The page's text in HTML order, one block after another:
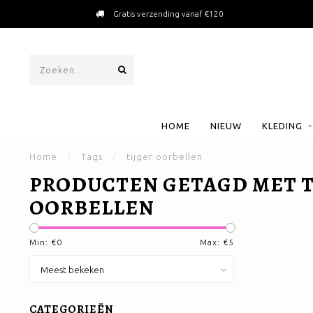
Gratis verzending vanaf €120
HOME NIEUW KLEDING
Home / Tags / tijger oorbellen
PRODUCTEN GETAGD MET
OORBELLEN
Min: €0 Max: €5
CATEGORIEËN